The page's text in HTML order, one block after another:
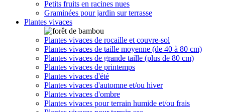
Petits fruits en racines nues
Graminées pour jardin sur terrasse
Plantes vivaces
Plantes vivaces de rocaille et couvre-sol
Plantes vivaces de taille moyenne (de 40 à 80 cm)
Plantes vivaces de grande taille (plus de 80 cm)
Plantes vivaces de printemps
Plantes vivaces d'été
Plantes vivaces d'automne et/ou hiver
Plantes vivaces d'ombre
Plantes vivaces pour terrain humide et/ou frais